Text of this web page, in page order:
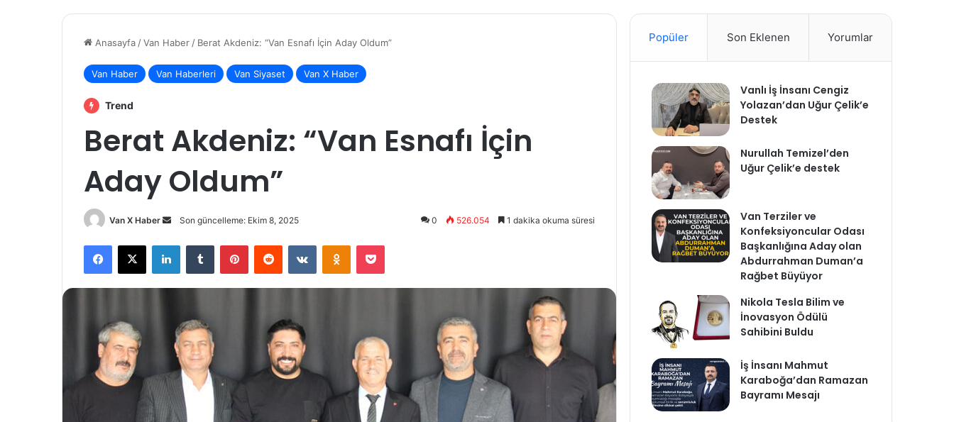
Anasayfa /Van Haber / Berat Akdeniz: “Van Esnafı İçin Aday Oldum”
Van Haber Van Haberleri Van Siyaset Van X Haber
Trend
Berat Akdeniz: “Van Esnafı İçin
Aday Oldum”
Van X Haber
Bir
göndermek
Son güncelleme: Ekim 8, 2025 0 526.054 1 dakika okuma süresi
Facebook
X LinkedInTumblr PinterestReddit VKontakteOdnoklassniki
Pocket
Popüler Son Eklenen Yorumlar
Vanlı İş İnsanı Cengiz
Yolazan’dan Uğur Çelik’e
Destek
Nurullah Temizel’den
Uğur Çelik’e destek
Van Terziler ve
Konfeksiyoncular Odası
Başkanlığına Aday olan
Abdurrahman Duman’a
Rağbet Büyüyor
Nikola Tesla Bilim ve
İnovasyon Ödülü
Sahibini Buldu
İş İnsanı Mahmut
Karaboğa’dan Ramazan
Bayramı Mesajı